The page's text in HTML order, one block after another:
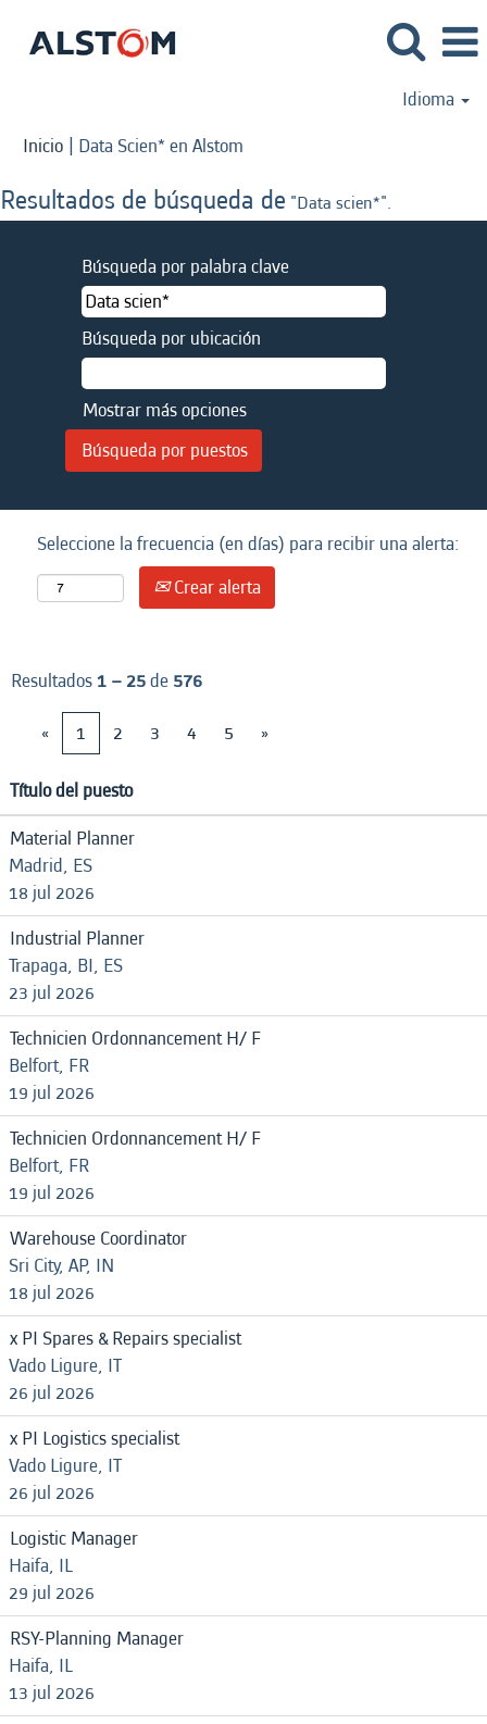
Idioma
Inicio | Data Scien* en Alstom
Resultados de búsqueda de "Data scien*".
Búsqueda por palabra clave
Búsqueda por ubicación
Mostrar más opciones
Seleccione la frecuencia (en días) para recibir una alerta:
Crear alerta
Resultados1 – 25de 576
«
1 2 3 4 5 »
Título del puesto
Material Planner
Madrid, ES
18 jul 2026
Industrial Planner
Trapaga, BI, ES
23 jul 2026
Technicien Ordonnancement H/ F
Belfort, FR
19 jul 2026
Technicien Ordonnancement H/ F
Belfort, FR
19 jul 2026
Warehouse Coordinator
Sri City, AP, IN
18 jul 2026
x PI Spares & Repairs specialist
Vado Ligure, IT
26 jul 2026
x PI Logistics specialist
Vado Ligure, IT
26 jul 2026
Logistic Manager
Haifa, IL
29 jul 2026
RSY-Planning Manager
Haifa, IL
13 jul 2026